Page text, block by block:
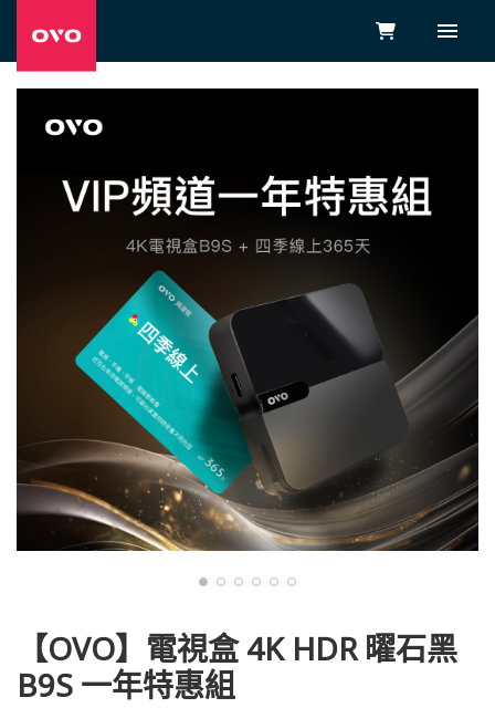
【OVO】電視盒 4K HDR 曜石黑
B9S 一年特惠組